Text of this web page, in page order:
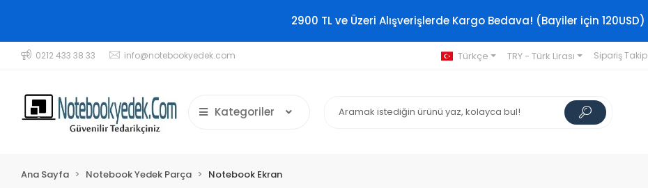
2900 TL ve Üzeri Alışverişlerde Kargo Bedava! (Bayiler için 120USD)
0212 433 38 33 info@notebookyedek.com Türkçe TRY - Türk Lirası Sipariş Takip
Kategoriler
Ana Sayfa Notebook Yedek Parça Notebook Ekran